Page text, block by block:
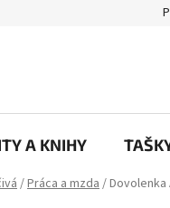
Prečo eRKa
A KNIHY
/Práca a mzda/Dovolenka